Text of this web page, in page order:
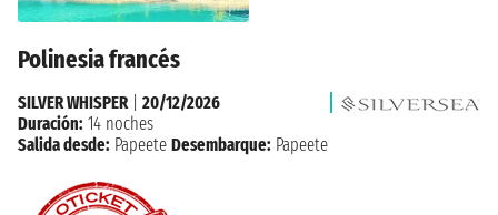
Polinesia francés
SILVER WHISPER| 20/12/2026
Duración: 14 noches
Salida desde: Papeete Desembarque: Papeete